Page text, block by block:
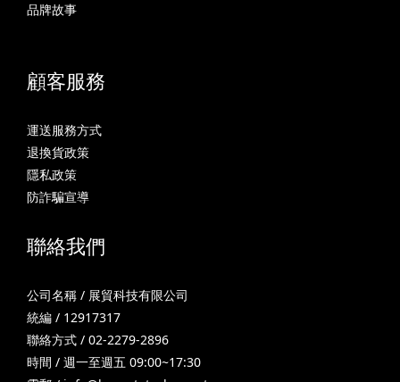
品牌故事
顧客服務
運送服務方式
退換貨政策
隱私政策
防詐騙宣導
聯絡我們
公司名稱 / 展貿科技有限公司
統編 / 12917317
聯絡方式 / 02-2279-2896
時間 / 週一至週五 09:00~17:30